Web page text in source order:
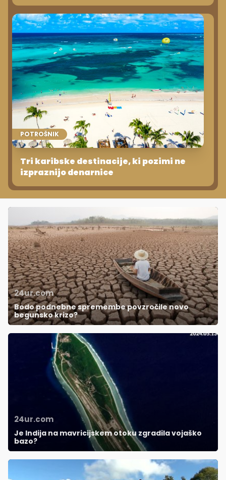
POTROŠNIK
Tri karibske destinacije, ki pozimi ne
izpraznijo denarnice
24ur.com
Bodo podnebne spremembe povzročile novo
begunsko krizo?
24ur.com
Je Indija na mavricijskem otoku zgradila vojaško
bazo?